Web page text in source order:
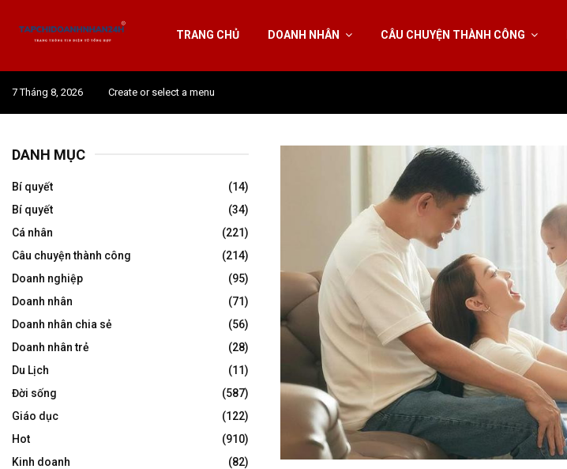
TRANG CHỦ DOANH NHÂN CÂU CHUYỆN THÀNH CÔNG
7 Tháng 8, 2026 Create or select a menu
DANH MỤC
Bí quyết
(14)
Bí quyết
(34)
Cá nhân
(221)
Câu chuyện thành công
(214)
Doanh nghiệp
(95)
Doanh nhân
(71)
Doanh nhân chia sẻ
(56)
Doanh nhân trẻ
(28)
Du Lịch
(11)
Đời sống
(587)
Giáo dục
(122)
Hot
(910)
Kinh doanh
(82)